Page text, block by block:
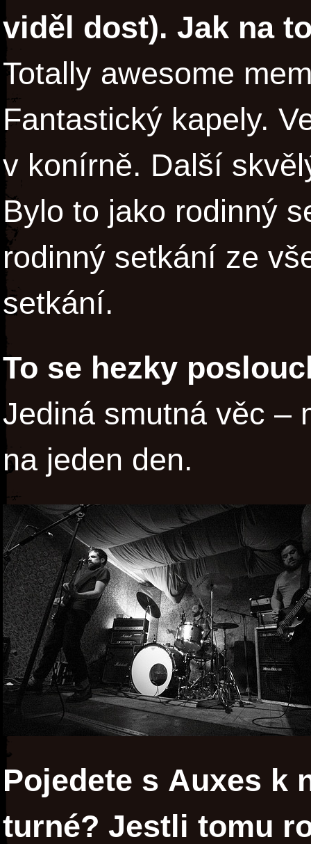
viděl dost). Jak na
Totally awesome
Fantastický kapely.
v konírně. Další
Bylo to jako rodinný
rodinný setkání ze
setkání.
To se hezky
Jediná smutná věc –
na jeden den.
Pojedete s Auxes k
turné? Jestli tomu